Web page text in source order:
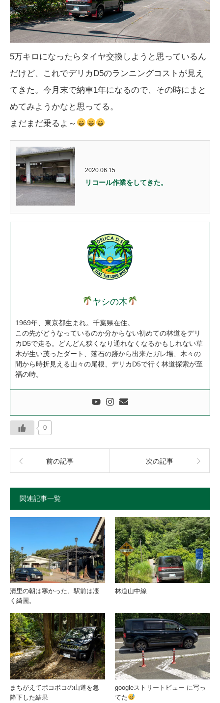
5万キロになったらタイヤ交換しようと思っているん
だけど、これでデリカD5のランニングコストが見え
てきた。今月末で納車1年になるので、その時にまと
めてみようかなと思ってる。
まだまだ乗るよ～
2020.06.15
リコール作業をしてきた。
ヤシの木
1969年、東京都生まれ。千葉県在住。
この先がどうなっているのか分からない初めての林道をデリ
カD5で走る。どんどん狭くなり通れなくなるかもしれない草
木が生い茂ったダート、落石の跡から出来たガレ場、木々の
間から時折見える山々の尾根、デリカD5で行く林道探索が至
福の時。
0
前の記事 次の記事
関連記事一覧
清里の朝は寒かった、駅前は凄
く綺麗。
林道山中線
まちがえてボコボコの山道を急
降下した結果
googleストリートビュー に写っ
てた